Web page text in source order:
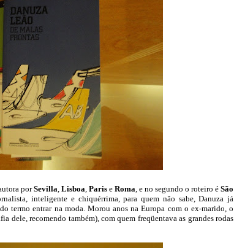
porSevilla, Lisboa, Paris e Roma, e no segundo o roteiro é São
inteligente e chiquérrima, para quem não sabe, Danuza já
termo entrar na moda. Morou anos na Europa com o ex-marido, o
dele, recomendo também), com quem freqüentava as grandes rodas